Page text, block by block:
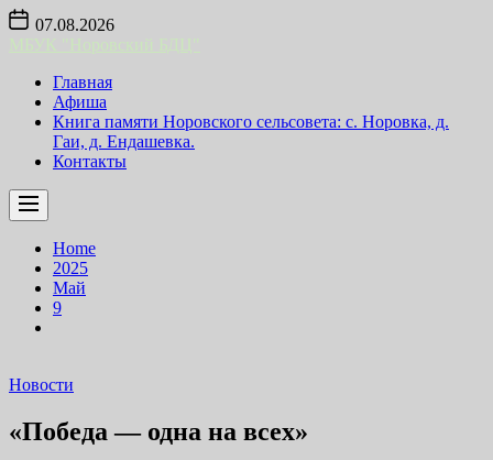
Skip
content
07.08.2026
Главная
Афиша
Книга памяти Норовского сельсовета: с. Норовка, д.
Гаи, д. Ендашевка.
Контакты
Home
2025
Май
9
Новости
«Победа — одна на всех»